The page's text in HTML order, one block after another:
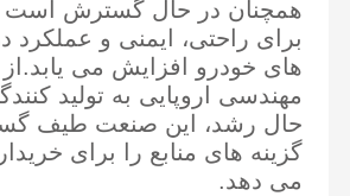
همچنان در حال گسترش است
برای راحتی، ایمنی و عملکرد
های خودرو افزایش می
مهندسی اروپایی به تولید
حال رشد، این صنعت طیف
می دهد.